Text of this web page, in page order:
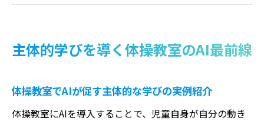
AIスマートコーチを体操教室で活かすコツ
体操教室でのAI導入がもたらす学び方の変
化とは
主体的学びを導く体操教室のAI最前線
体操教室でAIが促す主体的な学びの実例紹介
体操教室にAIを導入することで、児童自身が自分の動き